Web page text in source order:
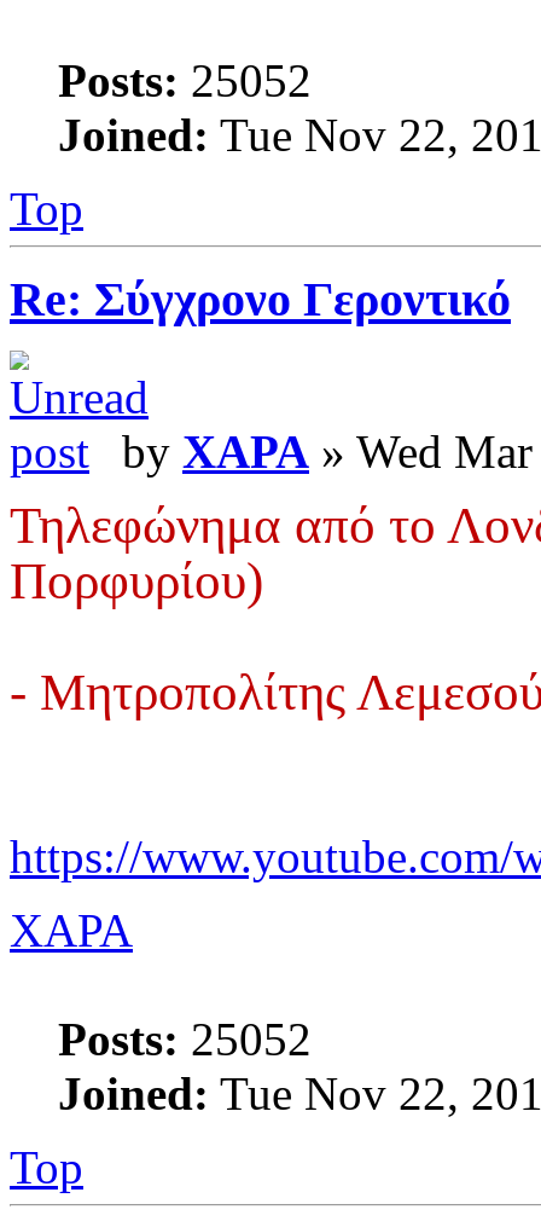
Posts: 25052
Joined: Tue Nov 22,
Top
Re: Σύγχρονο Γεροντικό
by XAPA » Wed
Τηλεφώνημα από το
Πορφυρίου)
- Μητροπολίτης
https://www.youtube.com/
XAPA
Posts: 25052
Joined: Tue Nov 22,
Top